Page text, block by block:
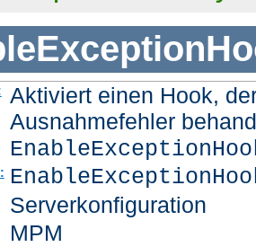
Aktiviert einen Hook,
Ausnahmefehler
Serverkonfiguration
MPM